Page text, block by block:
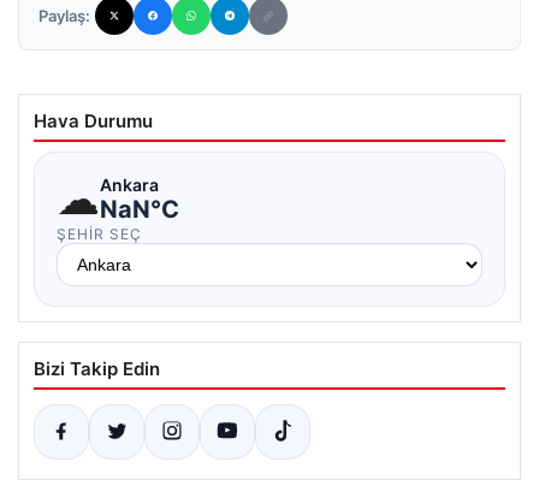
Paylaş:
Hava Durumu
☁Ankara
NaN°C
ŞEHIR SEÇ
Bizi Takip Edin